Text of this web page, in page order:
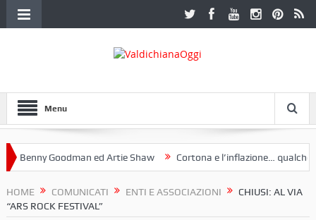
Menu
Goodman ed Artie Shaw Cortona e l’inflazione… qualche
HOME COMUNICATI ENTI E ASSOCIAZIONI
CHIUSI: AL VIA
“ARS ROCK FESTIVAL”